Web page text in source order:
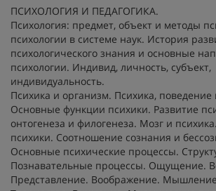
ПСИХОЛОГИЯ И ПЕДАГОГИКА.
Психология: предмет, объект и методы
психологии в системе наук. История
психологического знания и основные
психологии. Индивид, личность, субъект,
индивидуальность.
Психика и организм. Психика, поведение
Основные функции психики. Развитие
онтогенеза и филогенеза. Мозг и
психики. Соотношение сознания и
Основные психические процессы.
Познавательные процессы. Ощущение.
Представление. Воображение.